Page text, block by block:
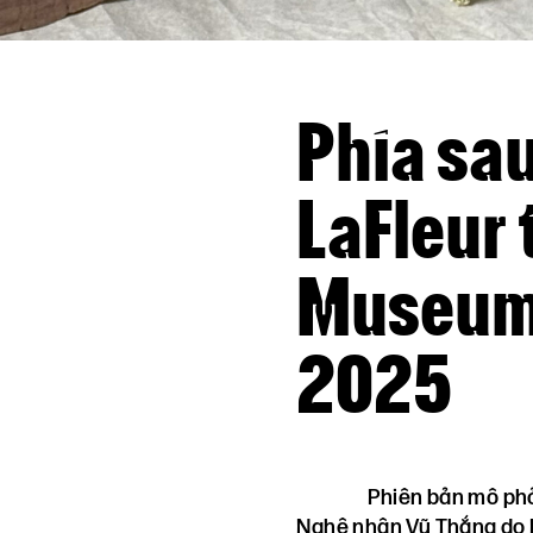
Phía
LaFleur
2025
Phiên bản mô
Nghệ nhân Vũ Thắng